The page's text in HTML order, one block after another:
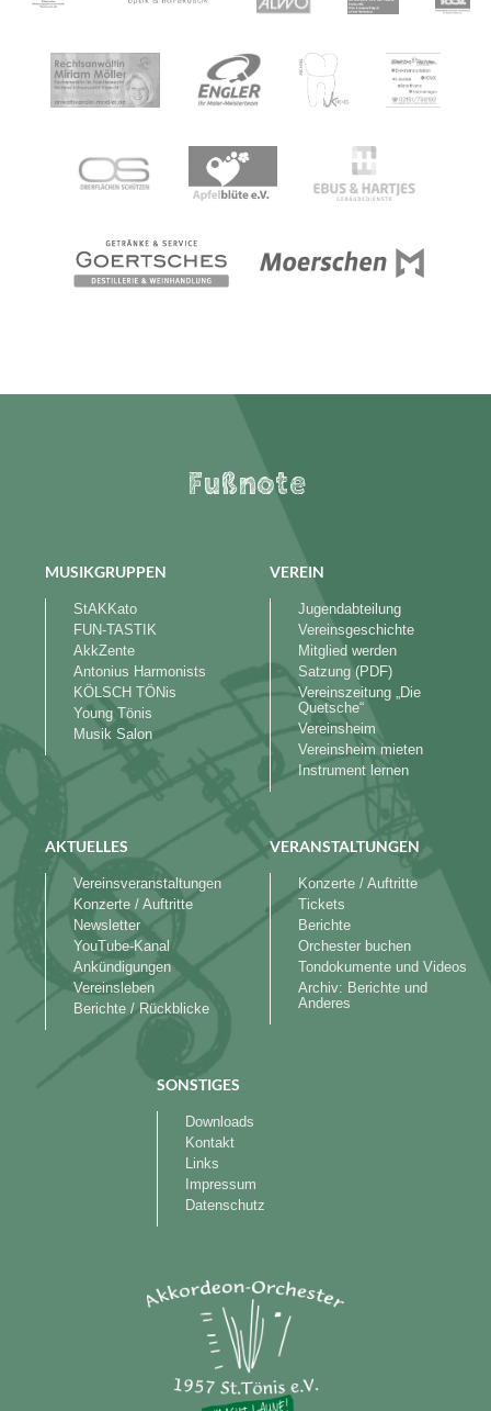
Fußnote
MUSIKGRUPPEN
StAKKato
FUN-TASTIK
AkkZente
Antonius Harmonists
KÖLSCH TÖNis
Young Tönis
Musik Salon
VEREIN
Jugendabteilung
Vereinsgeschichte
Mitglied werden
Satzung (PDF)
Vereinszeitung „Die
Quetsche“
Vereinsheim
Vereinsheim mieten
Instrument lernen
AKTUELLES
Vereinsveranstaltungen
Konzerte / Auftritte
Newsletter
YouTube-Kanal
Ankündigungen
Vereinsleben
Berichte / Rückblicke
VERANSTALTUNGEN
Konzerte / Auftritte
Tickets
Berichte
Orchester buchen
Tondokumente und Videos
Archiv: Berichte und
Anderes
SONSTIGES
Downloads
Kontakt
Links
Impressum
Datenschutz